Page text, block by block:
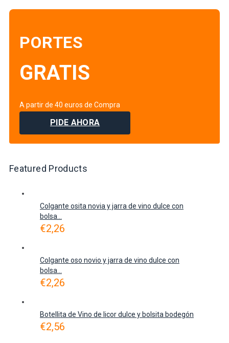
PORTES
GRATIS
A partir de 40 euros de Compra
PIDE AHORA
Featured Products
Colgante osita novia y jarra de vino dulce con
bolsa...
€2,26
Colgante oso novio y jarra de vino dulce con
bolsa...
€2,26
Botellita de Vino de licor dulce y bolsita bodegón
€2,56